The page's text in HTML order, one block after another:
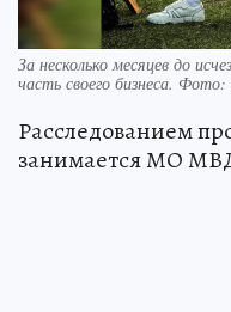
За несколько месяцев до
часть своего бизнеса. Фото:
Расследованием
занимается МО